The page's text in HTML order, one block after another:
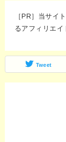
［PR］当サイ
るアフィリエイ
Tweet